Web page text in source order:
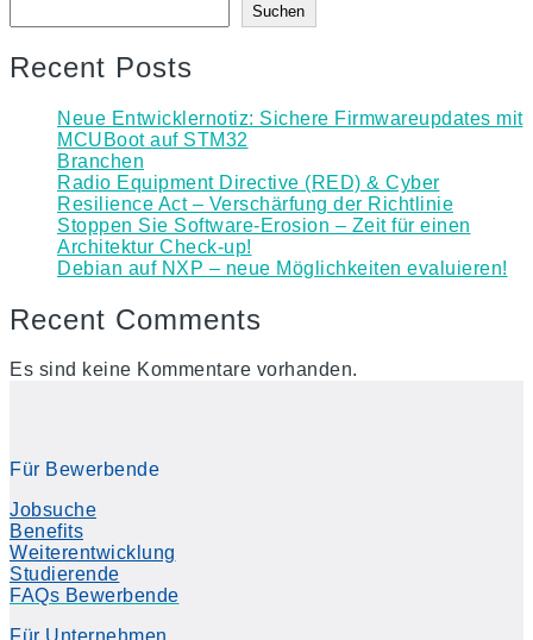
Suchen
Recent Posts
Neue Entwicklernotiz: Sichere Firmwareupdates mit
MCUBoot auf STM32
Branchen
Radio Equipment Directive (RED) & Cyber
Resilience Act – Verschärfung der Richtlinie
Stoppen Sie Software-Erosion – Zeit für einen
Architektur Check-up!
Debian auf NXP – neue Möglichkeiten evaluieren!
Recent Comments
Es sind keine Kommentare vorhanden.
Für Bewerbende
Jobsuche
Benefits
Weiterentwicklung
Studierende
FAQs Bewerbende